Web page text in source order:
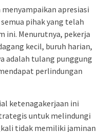
apresiasi
pihak yang telah
ini. Menurutnya, pekerja
kecil, buruh harian,
adalah tulang punggung
perlindungan
ketenagakerjaan ini
untuk melindungi
tidak memiliki jaminan